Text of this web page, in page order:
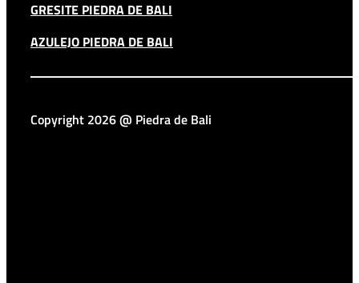
GRESITE PIEDRA DE BALI
AZULEJO PIEDRA DE BALI
Copyright 2026 @ Piedra de Bali